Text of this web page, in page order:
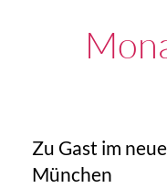
Zu Gast im
München